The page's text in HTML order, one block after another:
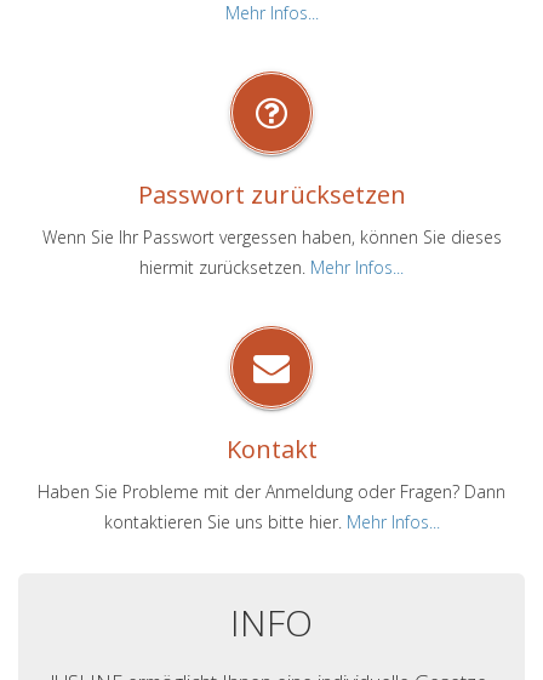
Mehr Infos...
Passwort zurücksetzen
Wenn Sie Ihr Passwort vergessen haben, können Sie dieses
hiermit zurücksetzen. Mehr Infos...
Kontakt
Haben Sie Probleme mit der Anmeldung oder Fragen? Dann
kontaktieren Sie uns bitte hier. Mehr Infos...
INFO